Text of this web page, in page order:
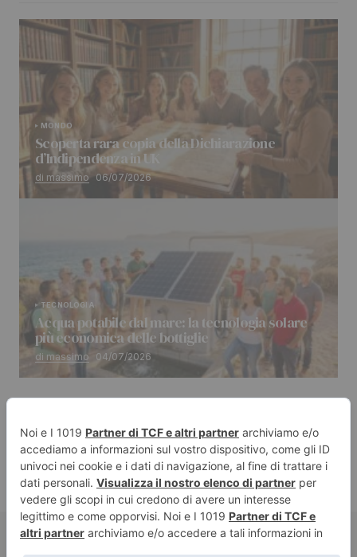
MONDO
Scoperta rara copia della Dichiarazione
d’Indipendenza in UK
di massimo 06/07/2026
TECNOLOGIA
Acqua potabile dal mare: la tecnologia solare
più economica delle bottiglie
di massimo 04/07/2026